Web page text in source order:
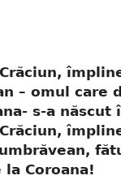
– omul care
s-a
la Coroana!